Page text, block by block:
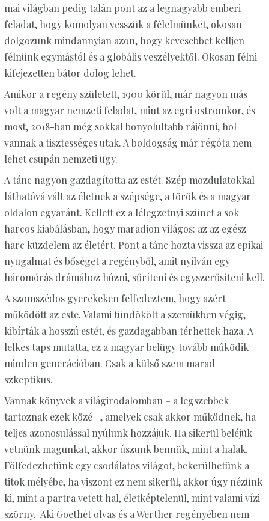
mai világban pedig talán pont az a legnagyabb emberi
feladat, hogy komolyan vesszük a félelmünket, okosan
dolgozunk mindannyian azon, hogy kevesebbet kelljen
félnünk egymástól és a globális veszélyektől. Okosan félni
kifejezetten bátor dolog lehet.
Amikor a regény született, 1900 körül, már nagyon más
volt a magyar nemzeti feladat, mint az egri ostromkor, és
most, 2018-ban még sokkal bonyolultabb rájönni, hol
vannak a tisztességes utak. A boldogság már régóta nem
lehet csupán nemzeti ügy.
A tánc nagyon gazdagította az estét. Szép mozdulatokkal
láthatóvá vált az életnek a szépsége, a török és a magyar
oldalon egyaránt. Kellett ez a lélegzetnyi szünet a sok
harcos kiabálásban, hogy maradjon világos: az az egész
harc küzdelem az életért. Pont a tánc hozta vissza az epikai
nyugalmat és bőséget a regényből, amit nyilván egy
háromórás drámához húzni, sűríteni és egyszerűsíteni kell.
A szomszédos gyerekeken felfedeztem, hogy azért
működött az este. Valami tündökölt a szemükben végig,
kibírták a hosszú estét, és gazdagabban térhettek haza. A
lelkes taps mutatta, ez a magyar belügy tovább működik
minden generációban. Csak a külső szem marad
szkeptikus.
Vannak könyvek a világirodalomban – a legszebbek
tartoznak ezek közé –, amelyek csak akkor működnek, ha
teljes azonosulással nyúlunk hozzájuk. Ha sikerül beléjük
vetnünk magunkat, akkor úszunk bennük, mint a halak.
Fölfedezhetünk egy csodálatos világot, bekerülhetünk a
titok mélyébe, ha viszont ez nem sikerül, akkor úgy nézünk
ki, mint a partra vetett hal, életképtelenül, mint valami vízi
szörny. Aki Goethét olvas és a Werther regényében nem